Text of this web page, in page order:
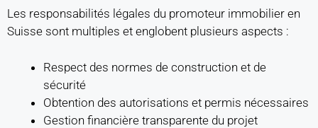
Les responsabilités légales du promoteur immobilier en
Suisse sont multiples et englobent plusieurs aspects :
Respect des normes de construction et de
sécurité
Obtention des autorisations et permis nécessaires
Gestion financière transparente du projet